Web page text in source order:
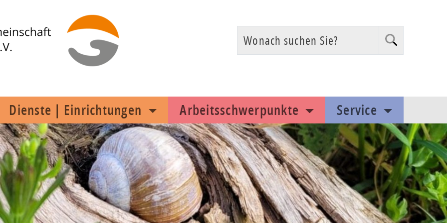
Wonach suchen Sie?
Dienste | Einrichtungen Arbeitsschwerpunkte Service